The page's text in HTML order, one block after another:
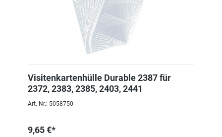
Visitenkartenhülle Durable 2387 für
2372, 2383, 2385, 2403, 2441
Art.-Nr.: 5058750
9,65 €*